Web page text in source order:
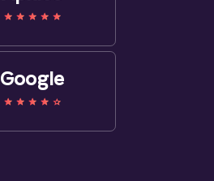
Google